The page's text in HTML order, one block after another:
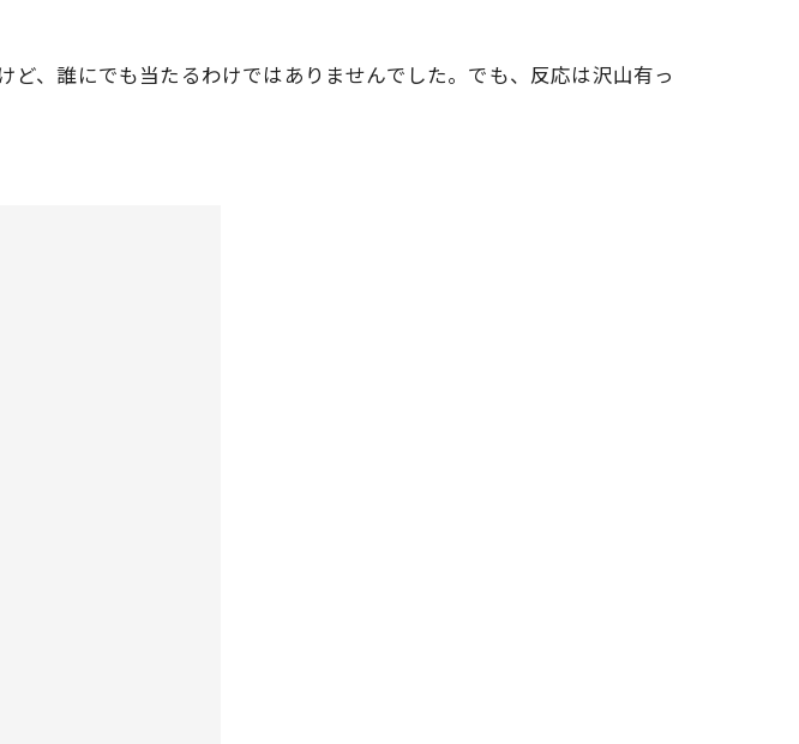
、誰にでも当たるわけではありませんでした。でも、反応は沢山有っ